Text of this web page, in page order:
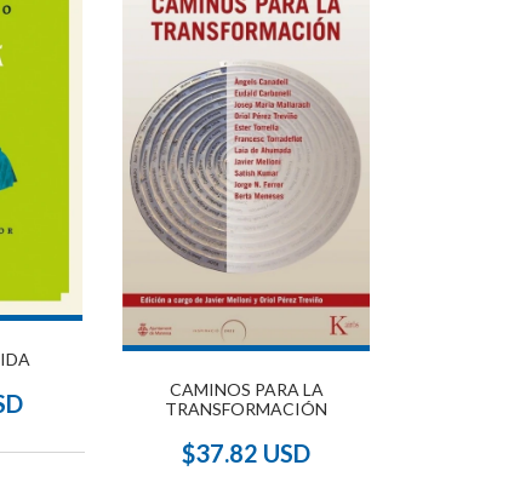
CAMINOS PARA LA
TRANSFORMACIÓN
$37.82 USD